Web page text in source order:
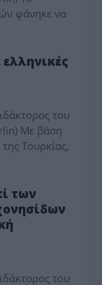
φάνηκε να
ελληνικές
του
Με βάση
της Τουρκίας,
των
του